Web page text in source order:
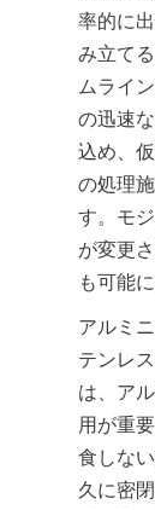
率的に
み立て
ムライ
の迅速
込め、
の処理
す。モ
が変更
も可能
アルミ
テンレ
は、ア
用が重
食しな
久に密